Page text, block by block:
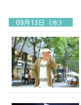
09月13日（水）